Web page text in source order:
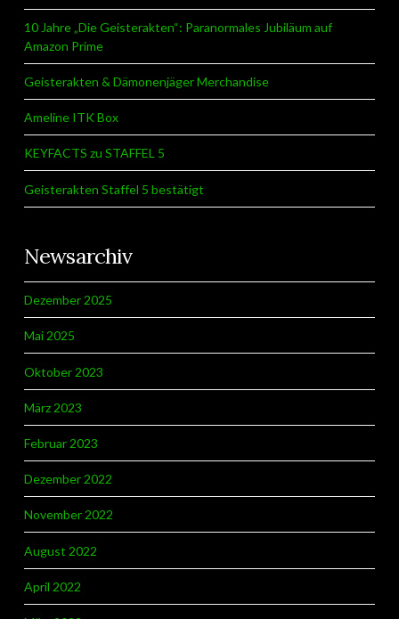
10 Jahre „Die Geisterakten“: Paranormales Jubiläum auf
Amazon Prime
Geisterakten & Dämonenjäger Merchandise
Ameline ITK Box
KEYFACTS zu STAFFEL 5
Geisterakten Staffel 5 bestätigt
Newsarchiv
Dezember 2025
Mai 2025
Oktober 2023
März 2023
Februar 2023
Dezember 2022
November 2022
August 2022
April 2022